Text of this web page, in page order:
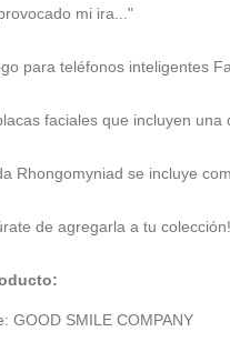
mi ira..."
para teléfonos inteligentes
faciales que incluyen
Rhongomyniad se incluye
de agregarla a tu colección!
GOOD SMILE COMPANY